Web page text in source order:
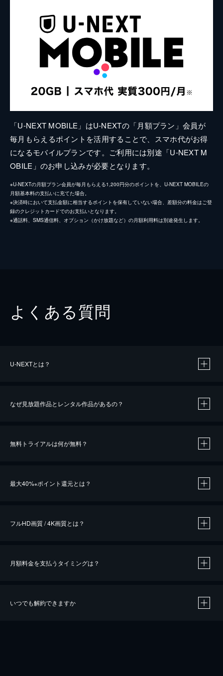
「U-NEXT MOBILE」はU-NEXTの「月額プラン」会員が
毎月もらえるポイントを活用することで、スマホ代がお得
になるモバイルプランです。ご利用には別途「U-NEXT M
OBILE」のお申し込みが必要となります。
※U-NEXTの月額プラン会員が毎月もらえる1,200円分のポイントを、U-NEXT MOBILEの
月額基本料の支払いに充てた場合。
※決済時において支払金額に相当するポイントを保有していない場合、差額分の料金はご登
録のクレジットカードでのお支払いとなります。
※通話料、SMS通信料、オプション（かけ放題など）の月額利用料は別途発生します。
よくある質問
U-NEXTとは？
なぜ見放題作品とレンタル作品があるの？
無料トライアルは何が無料？
最大40%※ポイント還元とは？
※40％ポイント還元の対象は、クレジットカード決済による作品の購入 / レンタルです。
iOSアプリのUコイン決済による作品の購入 / レンタルは、20％のポイント還元です。
フルHD画質 / 4K画質とは？
月額料金を支払うタイミングは？
いつでも解約できますか